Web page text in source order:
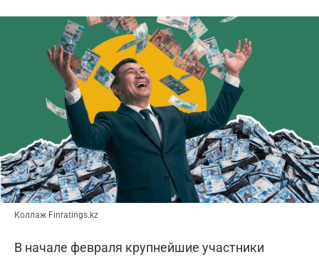
Коллаж Finratings.kz
В начале февраля крупнейшие участники